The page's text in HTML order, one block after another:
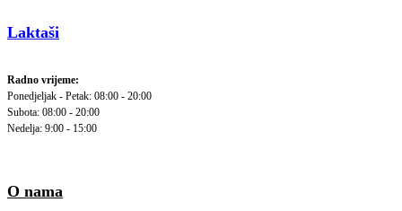
Laktaši
Radno vrijeme:
Ponedjeljak - Petak: 08:00 - 20:00
Subota: 08:00 - 20:00
Nedelja: 9:00 - 15:00
O nama